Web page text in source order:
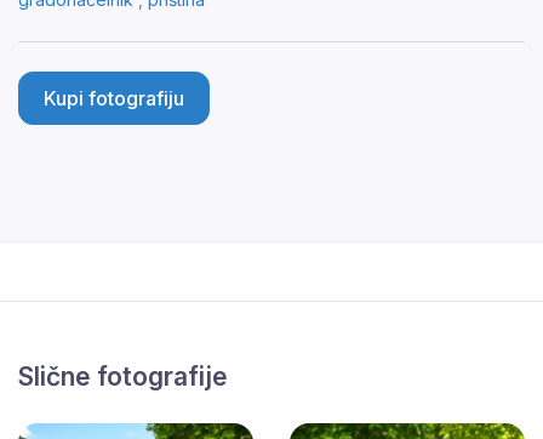
Kupi fotografiju
Slične fotografije